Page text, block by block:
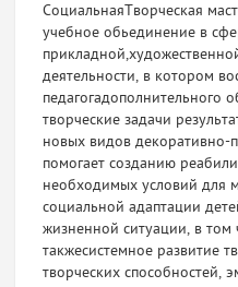
СоциальнаяТворческая
учебное обьединение в
деятельности, в котором
педагогадополнительного
творческие задачи
новых видов декоративно-
помогает созданию
необходимых условий для
социальной адаптации
жизненной ситуации, в том
такжесистемное развитие
творческих способностей,